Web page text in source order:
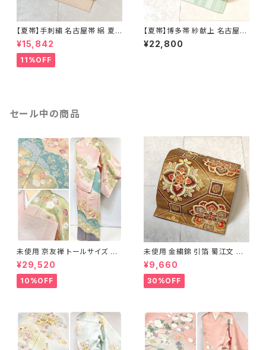
【夏帯】手刺繍 名古屋帯 絽 夏
椿 絹 銀箔 白 クリーム ピンク
638
¥15,842
11%OFF
【夏帯】博多帯 紗献上 名古屋帯
正絹 博多織 黄緑 白 パステルカ
ラー ミントグリーン 730
¥22,800
セール中の商品
未使用 京友禅 トールサイズ 染
め分け 金彩 訪問着 袷 正絹 ピ
ンク 黄緑 紫 黄色 1438
¥29,520
10%OFF
未使用 金繍錦 引箔 蜀江文 唐
織 華紋 袋帯 正絹 金糸 ゴール
ド 赤 紫 710
¥9,660
30%OFF